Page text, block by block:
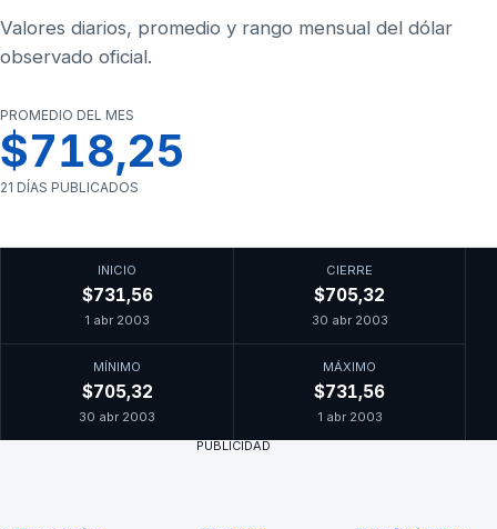
Valores diarios, promedio y rango mensual del dólar
observado oficial.
PROMEDIO DEL MES
$718,25
21 DÍAS PUBLICADOS
INICIO
$731,56
1 abr 2003
CIERRE
$705,32
30 abr 2003
MÍNIMO
$705,32
30 abr 2003
MÁXIMO
$731,56
1 abr 2003
PUBLICIDAD